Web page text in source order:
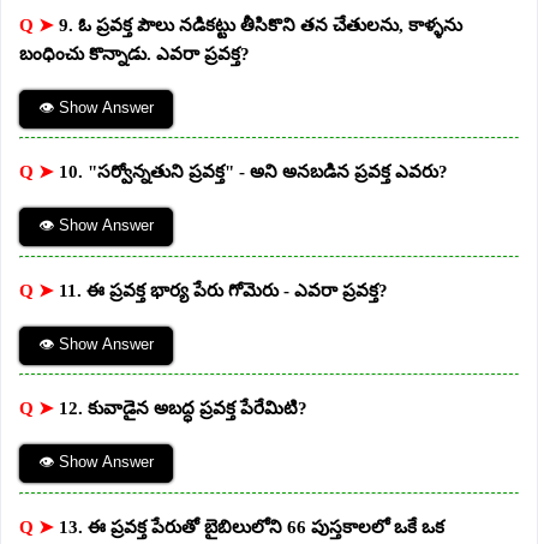
Q ➤ 9. ఓ ప్రవక్త పౌలు నడికట్టు తీసికొని తన చేతులను, కాళ్ళను
బంధించు కొన్నాడు. ఎవరా ప్రవక్త?
👁 Show Answer
Q ➤ 10. "సర్వోన్నతుని ప్రవక్త" - అని అనబడిన ప్రవక్త ఎవరు?
👁 Show Answer
Q ➤ 11. ఈ ప్రవక్త భార్య పేరు గోమెరు - ఎవరా ప్రవక్త?
👁 Show Answer
Q ➤ 12. కువాడైన అబద్ధ ప్రవక్త పేరేమిటి?
👁 Show Answer
Q ➤ 13. ఈ ప్రవక్త పేరుతో బైబిలులోని 66 పుస్తకాలలో ఒకే ఒక